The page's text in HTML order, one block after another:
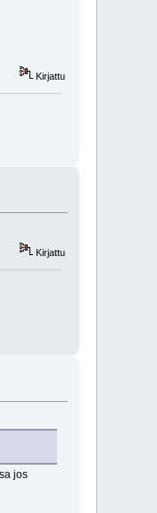
Kirjattu
Kirjattu
jos